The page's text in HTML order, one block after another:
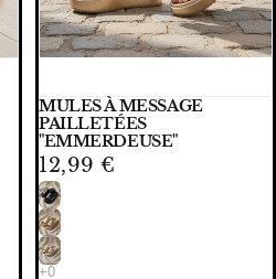
MULES À MESSAGE
PAILLETÉES
"EMMERDEUSE"
12,99 €